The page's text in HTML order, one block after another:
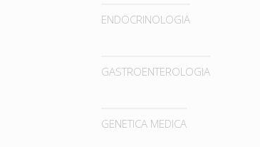
ENDOCRINOLOGIA
GASTROENTEROLOGIA
GENETICA MEDICA